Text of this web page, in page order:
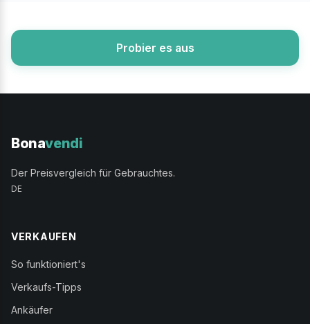
Probier es aus
Bonavendi
Der Preisvergleich für Gebrauchtes.
DE
VERKAUFEN
So funktioniert's
Verkaufs-Tipps
Ankäufer